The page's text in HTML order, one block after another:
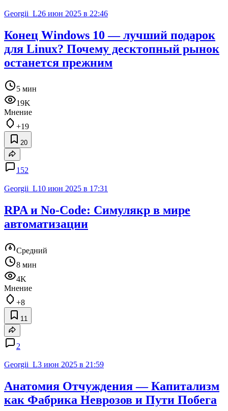
Georgii_L26 июн 2025 в 22:46
Конец Windows 10 — лучший подарок
для Linux? Почему десктопный рынок
останется прежним
5 мин
19K
Мнение
+19
20
152
Georgii_L10 июн 2025 в 17:31
RPA и No-Code: Симулякр в мире
автоматизации
Средний
8 мин
4K
Мнение
+8
11
2
Georgii_L3 июн 2025 в 21:59
Анатомия Отчуждения — Капитализм
как Фабрика Неврозов и Пути Побега